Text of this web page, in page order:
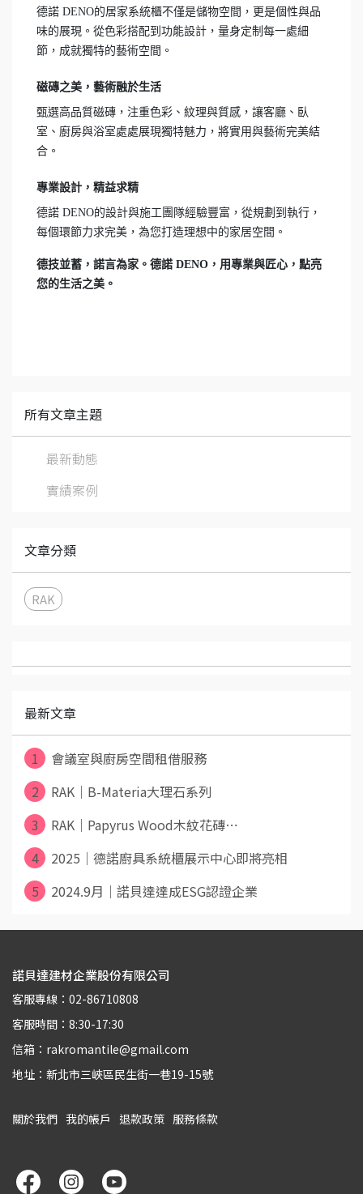
德諾 DENO的居家系統櫃不僅是儲物空間，更是個性與品
味的展現。從色彩搭配到功能設計，量身定制每一處細
節，成就獨特的藝術空間。
磁磚之美，藝術融於生活
甄選高品質磁磚，注重色彩、紋理與質感，讓客廳、臥
室、廚房與浴室處處展現獨特魅力，將實用與藝術完美結
合。
專業設計，精益求精
德諾 DENO的設計與施工團隊經驗豐富，從規劃到執行，
每個環節力求完美，為您打造理想中的家居空間。
德技並蓄，諾言為家。德諾 DENO，用專業與匠心，點亮
您的生活之美。
所有文章主題
最新動態
實績案例
文章分類
RAK
最新文章
1
會議室與廚房空間租借服務
2
RAK｜B-Materia大理石系列
3
RAK｜Papyrus Wood木紋花磚⋯
4
2025｜德諾廚具系統櫃展示中心即將亮相
5
2024.9月｜諾貝達達成ESG認證企業
諾貝達建材企業股份有限公司
客服專線：02-86710808
客服時間：8:30-17:30
信箱：rakromantile@gmail.com
地址：新北市三峽區民生街一巷19-15號
關於我們 我的帳戶 退款政策 服務條款